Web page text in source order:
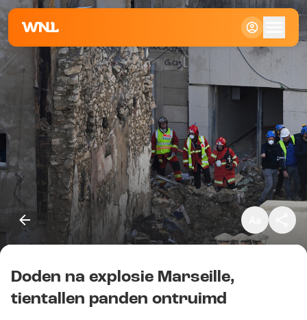
Klein
Standaard
Groot
Kopieer link
Doden na explosie Marseille,
tientallen panden ontruimd